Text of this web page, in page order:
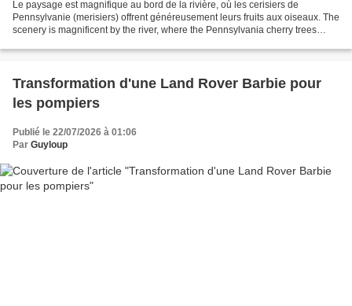
Le paysage est magnifique au bord de la rivière, où les cerisiers de
Pennsylvanie (merisiers) offrent généreusement leurs fruits aux oiseaux. The
scenery is magnificent by the river, where the Pennsylvania cherry trees
Transformation d'une Land Rover Barbie pour
les pompiers
Publié le 22/07/2026 à 01:06
Par Guyloup